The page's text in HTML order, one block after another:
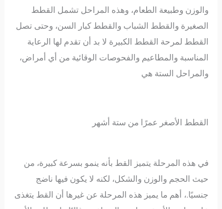
والوزن وطبيعة الطعام، وهذه المراحل تشمل القطط
الصغيرة والقطط الشباب والقطط كبار السن، وحتى تصل
القطط لمرحة القطط الكبيرة لا بد أن تقدم لها الرعاية
المناسبة والمطاعيم والفحوصات الوقائية من أي أمراض،
والمراحل الستة هي
القطط الأصغر عمرًا من ستة أشهر
في هذه المرحلة يتميز القط بأنه ينمو بسرعة كبيرة، من
حيث الحجم والوزن والشكل، لكنه لا يكون فيها ناضج
جنسيًا.، أهم ما يميز هذه المرحلة عن غيرها أن القط يتغذى